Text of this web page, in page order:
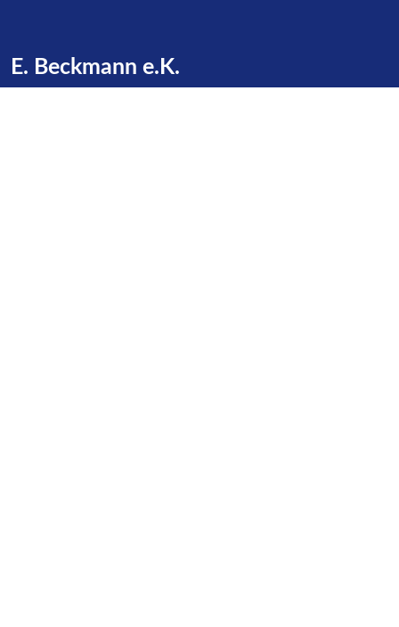
E. Beckmann e.K.